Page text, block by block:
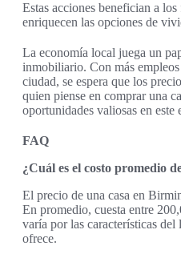
Estas acciones benefician a
enriquecen las opciones de
La economía local juega un
inmobiliario. Con más
ciudad, se espera que los
quien piense en comprar una
oportunidades valiosas en este
FAQ
¿Cuál es el costo promedio
El precio de una casa en
En promedio, cuesta entre
varía por las características
ofrece.